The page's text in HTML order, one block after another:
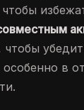
особенно в